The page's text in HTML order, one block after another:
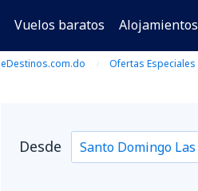
Vuelos baratos Alojamientos
eDestinos.com.do Ofertas Especiales
Desde